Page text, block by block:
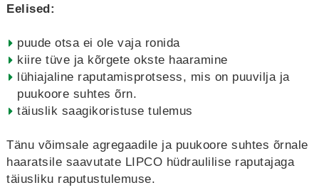
Eelised:
puude otsa ei ole vaja ronida
kiire tüve ja kõrgete okste haaramine
lühiajaline raputamisprotsess, mis on puuvilja ja
puukoore suhtes õrn.
täiuslik saagikoristuse tulemus
Tänu võimsale agregaadile ja puukoore suhtes õrnale
haaratsile saavutate LIPCO hüdraulilise raputajaga
täiusliku raputustulemuse.